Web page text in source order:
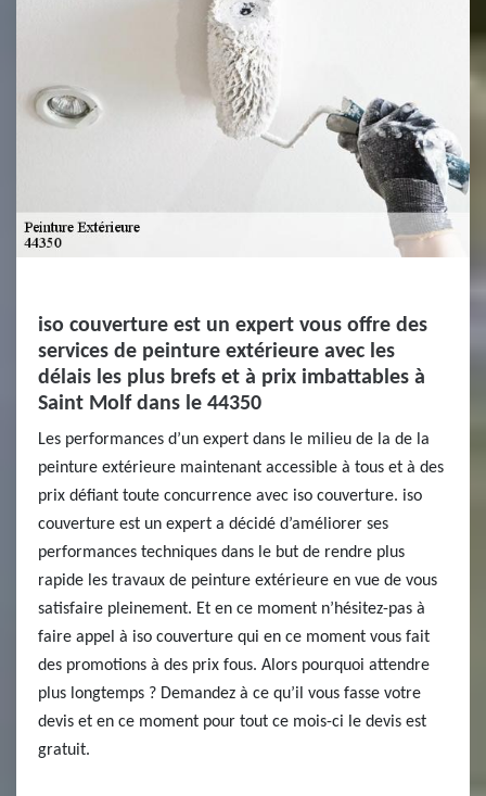
iso couverture est un expert vous offre des
services de peinture extérieure avec les
délais les plus brefs et à prix imbattables à
Saint Molf dans le 44350
Les performances d’un expert dans le milieu de la de la
peinture extérieure maintenant accessible à tous et à des
prix défiant toute concurrence avec iso couverture. iso
couverture est un expert a décidé d’améliorer ses
performances techniques dans le but de rendre plus
rapide les travaux de peinture extérieure en vue de vous
satisfaire pleinement. Et en ce moment n’hésitez-pas à
faire appel à iso couverture qui en ce moment vous fait
des promotions à des prix fous. Alors pourquoi attendre
plus longtemps ? Demandez à ce qu’il vous fasse votre
devis et en ce moment pour tout ce mois-ci le devis est
gratuit.